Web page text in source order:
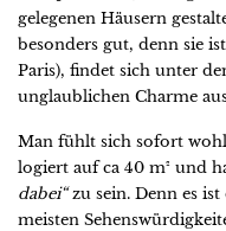
gelegenen Häusern
besonders gut, denn sie
Paris), findet sich unter
unglaublichen Charme
Man fühlt sich sofort
logiert auf ca 40 m² und
dabei“zu sein. Denn es
meisten